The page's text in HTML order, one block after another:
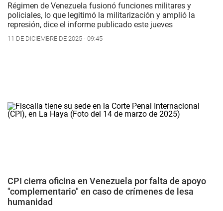
Régimen de Venezuela fusionó funciones militares y
policiales, lo que legitimó la militarización y amplió la
represión, dice el informe publicado este jueves
11 DE DICIEMBRE DE 2025 - 09:45
CPI cierra oficina en Venezuela por falta de apoyo
"complementario" en caso de crímenes de lesa
humanidad